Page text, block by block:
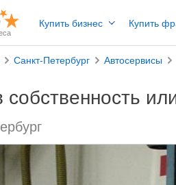
Купить бизнес Купить
Санкт-Петербург Автосервисы
собственность